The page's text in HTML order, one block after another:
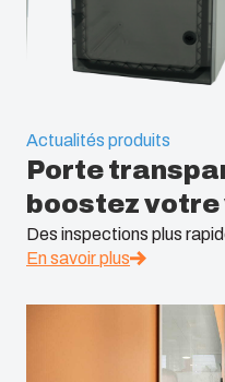
Actualités produits
Porte
boostez
Des inspections plus
En savoir plus